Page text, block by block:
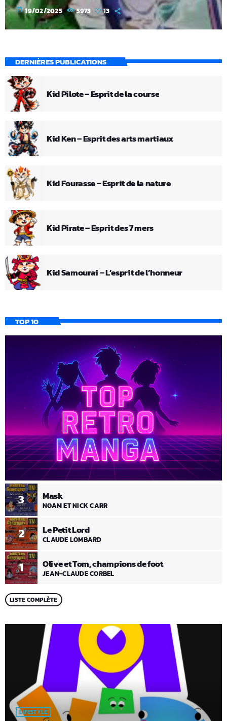
today 19/02/2025 5973 13
DERNIÈRES PUBLICATIONS
Kid Pilote – Esprit de la course
Kid Ken – Esprit des arts martiaux
Kid Fourasse – Esprit de la nature
Kid Pirate – Esprit des 7 mers
Kid Samourai – L’esprit de l’honneur
TOP 10
1 Olive et Tom, champions de foot
JEAN-CLAUDE CORBEL
2 Le Petit Lord
CLAUDE LOMBARD
3 Mask
NOAM ET NICK CARR
LISTE COMPLÈTE
LIFESTYLE